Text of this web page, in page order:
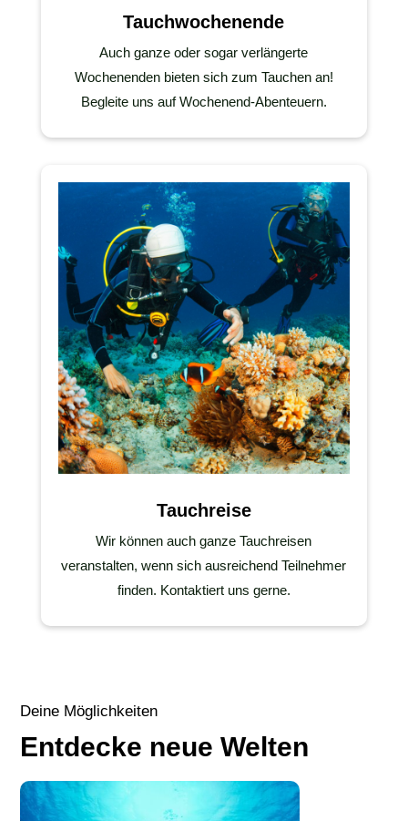
Tauchwochenende
Auch ganze oder sogar verlängerte
Wochenenden bieten sich zum Tauchen an!
Begleite uns auf Wochenend-Abenteuern.
Tauchreise
Wir können auch ganze Tauchreisen
veranstalten, wenn sich ausreichend Teilnehmer
finden. Kontaktiert uns gerne.
Deine Möglichkeiten
Entdecke neue Welten